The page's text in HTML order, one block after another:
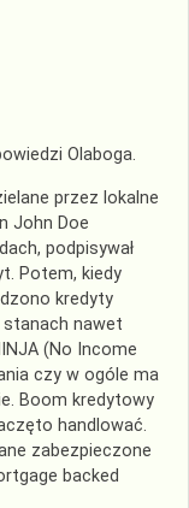
Olaboga.
przez lokalne
John Doe
podpisywał
Potem, kiedy
kredyty
nawet
(No Income
czy w ogóle ma
Boom kredytowy
handlować.
zabezpieczone
backed